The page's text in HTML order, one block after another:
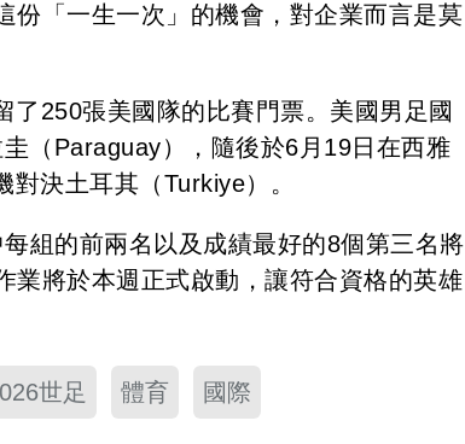
份「一生一次」的機會，對企業而言是莫
250張美國隊的比賽門票。美國男足國
（Paraguay），隨後於6月19日在西雅
決土耳其（Turkiye）。
組的前兩名以及成績最好的8個第三名將
業將於本週正式啟動，讓符合資格的英雄
世足 體育 國際